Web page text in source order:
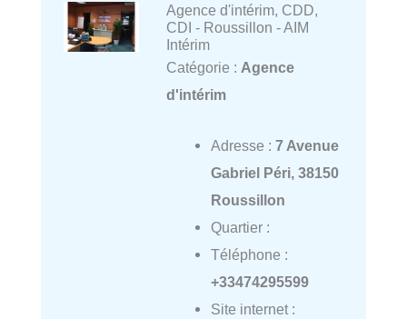
Agence d'intérim, CDD,
CDI - Roussillon - AIM
Intérim
Catégorie : Agence
d'intérim
Adresse : 7 Avenue
Gabriel Péri, 38150
Roussillon
Quartier :
Téléphone :
+33474295599
Site internet :